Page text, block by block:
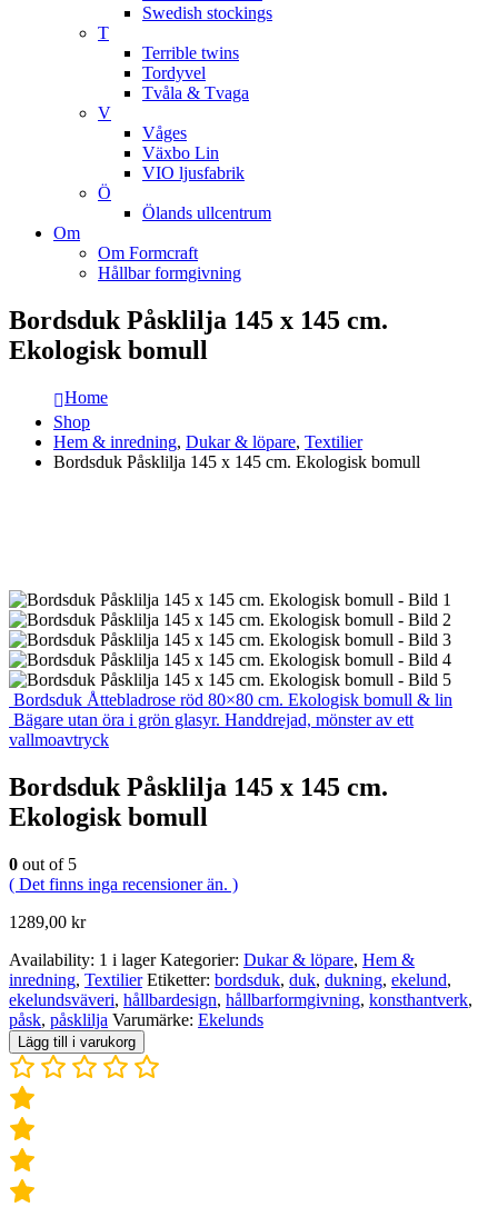
Swedish stockings
T
Terrible twins
Tordyvel
Tvåla & Tvaga
V
Våges
Växbo Lin
VIO ljusfabrik
Ö
Ölands ullcentrum
Om
Om Formcraft
Hållbar formgivning
Bordsduk Påsklilja 145 x 145 cm.
Ekologisk bomull
Home
Shop
Hem & inredning, Dukar & löpare, Textilier
Bordsduk Påsklilja 145 x 145 cm. Ekologisk bomull
Bordsduk Åttebladrose röd 80×80 cm. Ekologisk bomull & lin
Bägare utan öra i grön glasyr. Handdrejad, mönster av ett
vallmoavtryck
Bordsduk Påsklilja 145 x 145 cm.
Ekologisk bomull
0 out of 5
( Det finns inga recensioner än. )
1289,00 kr
Availability: 1 i lager Kategorier: Dukar & löpare, Hem &
inredning, Textilier Etiketter: bordsduk, duk, dukning, ekelund,
ekelundsväveri, hållbardesign, hållbarformgivning, konsthantverk,
påsk, påsklilja Varumärke: Ekelunds
Lägg till i varukorg